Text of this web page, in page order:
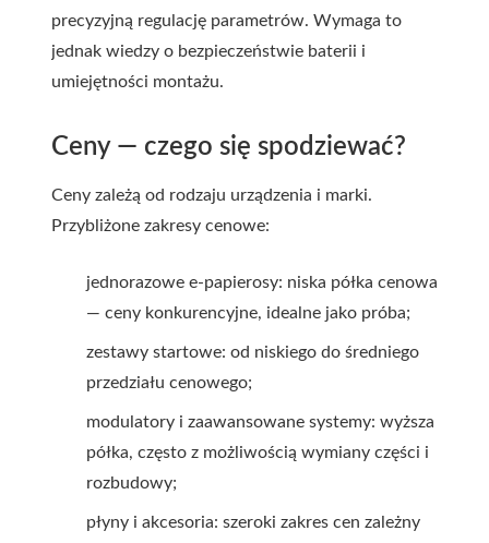
precyzyjną regulację parametrów. Wymaga to
jednak wiedzy o bezpieczeństwie baterii i
umiejętności montażu.
Ceny — czego się spodziewać?
Ceny zależą od rodzaju urządzenia i marki.
Przybliżone zakresy cenowe:
jednorazowe e-papierosy: niska półka cenowa
— ceny konkurencyjne, idealne jako próba;
zestawy startowe: od niskiego do średniego
przedziału cenowego;
modulatory i zaawansowane systemy: wyższa
półka, często z możliwością wymiany części i
rozbudowy;
płyny i akcesoria: szeroki zakres cen zależny